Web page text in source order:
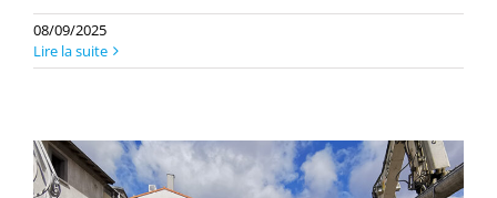
08/09/2025
Lire la suite